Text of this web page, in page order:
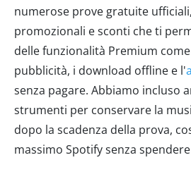
numerose prove gratuite
promozionali e sconti che ti
delle funzionalità Premium
pubblicità, i download offline e l'
senza pagare. Abbiamo incluso
strumenti per conservare la
dopo la scadenza della prova,
massimo Spotify senza